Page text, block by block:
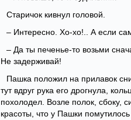
Старичок кивнул головой.
– Интересно. Хо-хо!.. А если
– Да ты печенье-то возьми
Не задерживай!
Пашка положил на прилавок
тут вдруг рука его дрогнула,
похолодел. Возле полок, сбоку,
красоты, что у Пашки